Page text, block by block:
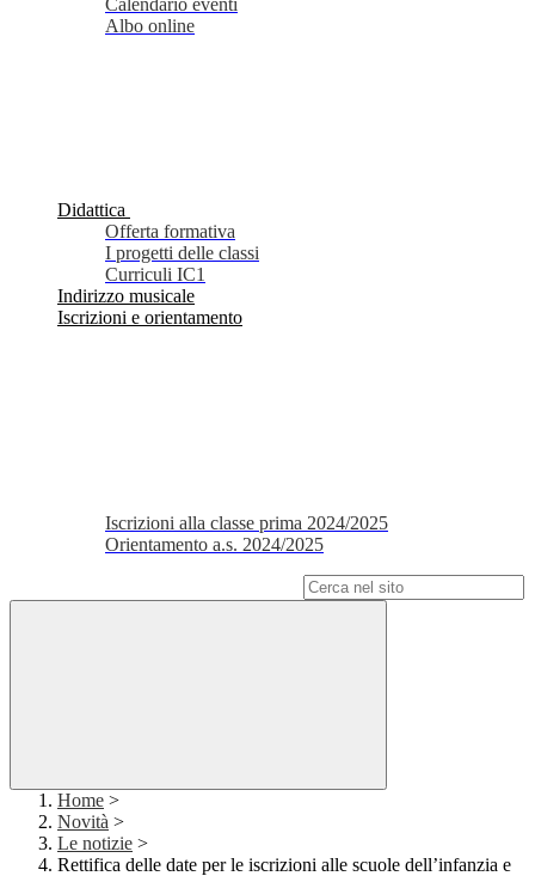
Calendario eventi
Albo online
Didattica
Offerta formativa
I progetti delle classi
Curriculi IC1
Indirizzo musicale
Iscrizioni e orientamento
Iscrizioni alla classe prima 2024/2025
Orientamento a.s. 2024/2025
Home >
Novità >
Le notizie >
Rettifica delle date per le iscrizioni alle scuole dell’infanzia e